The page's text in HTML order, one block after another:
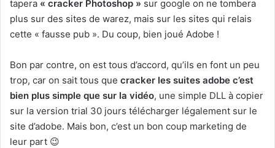
tapera « cracker Photoshop » sur google on ne tombera
plus sur des sites de warez, mais sur les sites qui relais
cette « fausse pub ». Du coup, bien joué Adobe !
Bon par contre, on est tous d’accord, qu’ils en font un peu
trop, car on sait tous que cracker les suites adobe c’est
bien plus simple que sur la vidéo, une simple DLL à copier
sur la version trial 30 jours télécharger légalement sur le
site d’adobe. Mais bon, c’est un bon coup marketing de
leur part 😉